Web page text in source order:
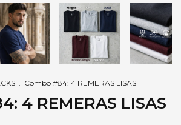
. Combo #84: 4 REMERAS LISAS
4 REMERAS LISAS